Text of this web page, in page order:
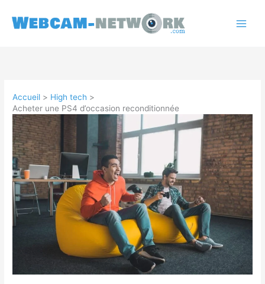
contenu
Accueil
High tech
Acheter une PS4 d’occasion reconditionnée